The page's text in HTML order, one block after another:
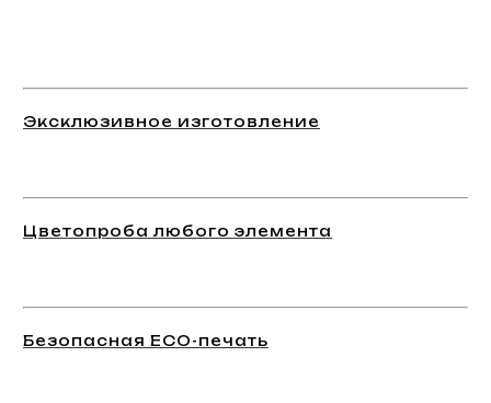
Эксклюзивное изготовление
Цветопроба любого элемента
Безопасная ECO-печать